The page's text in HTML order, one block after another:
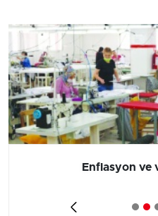
Enflasyon ve